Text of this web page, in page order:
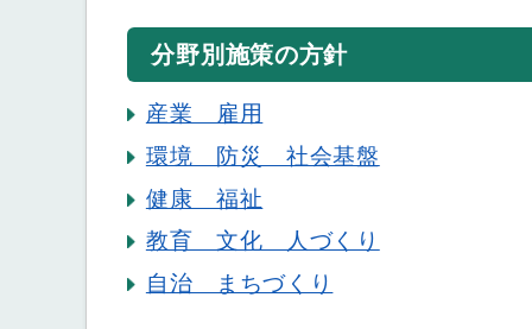
分野別施策の方針
産業 雇用
環境 防災 社会基盤
健康 福祉
教育 文化 人づくり
自治 まちづくり